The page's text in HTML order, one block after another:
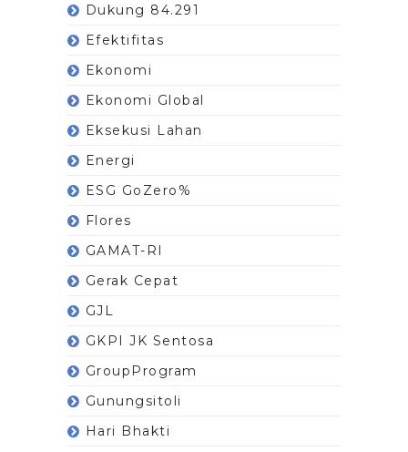
Dukung 84.291
Efektifitas
Ekonomi
Ekonomi Global
Eksekusi Lahan
Energi
ESG GoZero%
Flores
GAMAT-RI
Gerak Cepat
GJL
GKPI JK Sentosa
GroupProgram
Gunungsitoli
Hari Bhakti